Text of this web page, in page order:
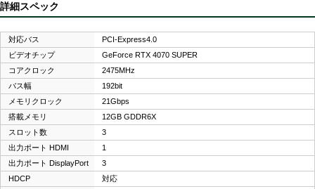
詳細スペック
対応バス
PCI-Express4.0
ビデオチップ
GeForce RTX 4070 SUPER
コアクロック
2475MHz
バス幅
192bit
メモリクロック
21Gbps
搭載メモリ
12GB GDDR6X
スロット数
3
出力ポート HDMI
1
出力ポート DisplayPort
3
HDCP
対応